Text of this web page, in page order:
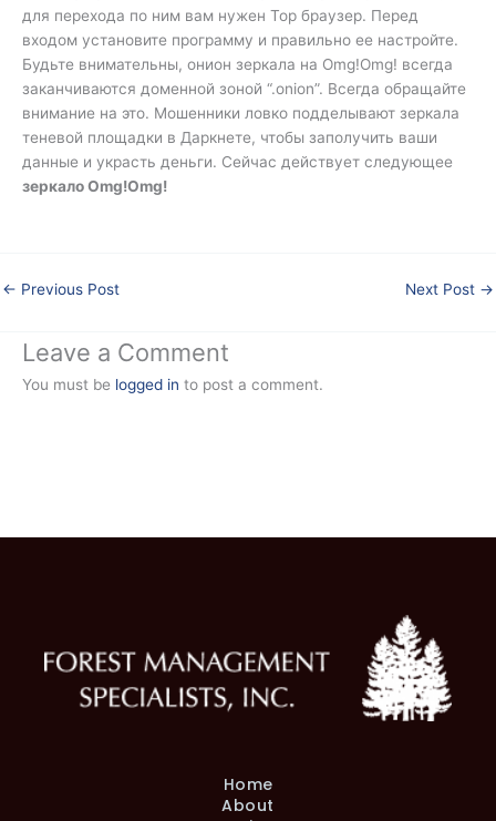
для перехода по ним вам нужен Тор браузер. Перед
входом установите программу и правильно ее настройте.
Будьте внимательны, онион зеркала на Omg!Omg! всегда
заканчиваются доменной зоной “.onion”. Всегда обращайте
внимание на это. Мошенники ловко подделывают зеркала
теневой площадки в Даркнете, чтобы заполучить ваши
данные и украсть деньги. Сейчас действует следующее
зеркало Omg!Omg!
← Previous Post Next Post →
Leave a Comment
You must be logged in to post a comment.
Home
About